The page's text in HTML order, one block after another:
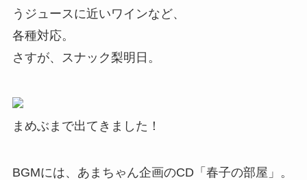
うジュースに近いワインなど、
各種対応。
さすが、スナック梨明日。
まめぶまで出てきました！
BGMには、あまちゃん企画のCD「春子の部屋」。